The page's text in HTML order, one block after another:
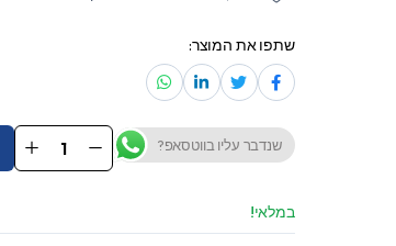
שתפו את המוצר:
שנדבר עליו בווטסאפ? Current
Probe
במלאי!